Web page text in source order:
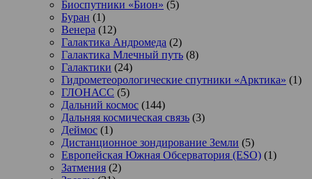
Биоспутники «Бион» (5)
Буран (1)
Венера (12)
Галактика Андромеда (2)
Галактика Млечный путь (8)
Галактики (24)
Гидрометеорологические спутники «Арктика» (1)
ГЛОНАСС (5)
Дальний космос (144)
Дальняя космическая связь (3)
Деймос (1)
Дистанционное зондирование Земли (5)
Европейская Южная Обсерватория (ESO) (1)
Затмения (2)